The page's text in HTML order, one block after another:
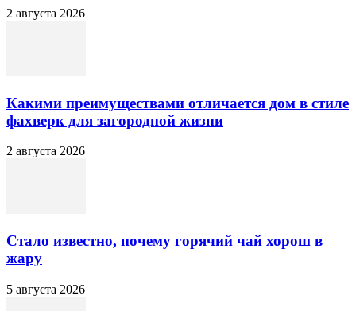
2 августа 2026
Какими преимуществами отличается дом в стиле
фахверк для загородной жизни
2 августа 2026
Стало известно, почему горячий чай хорош в
жару
5 августа 2026